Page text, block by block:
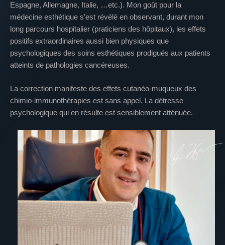
Espagne, Allemagne, Italie, …etc.). Mon goût pour la
médecine esthétique s’est révélé en observant, durant mon
long parcours hospitalier (praticiens des hôpitaux), les effets
positifs extraordinaires aussi bien physiques que
psychologiques des soins esthétiques prodigués aux patients
atteints de pathologies cancéreuses.
La correction manifeste des effets cutanéo-muqueux des
chimio-immunothérapies est sans appel. La détresse
psychologique qui en résulte est sensiblement atténuée.